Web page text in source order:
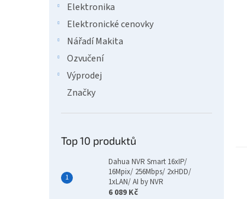
Elektronika
Elektronické cenovky
Nářadí Makita
Ozvučení
Výprodej
Značky
Top 10 produktů
Dahua NVR Smart 16xIP/
16Mpix/ 256Mbps/ 2xHDD/
1xLAN/ AI by NVR
6 089 Kč